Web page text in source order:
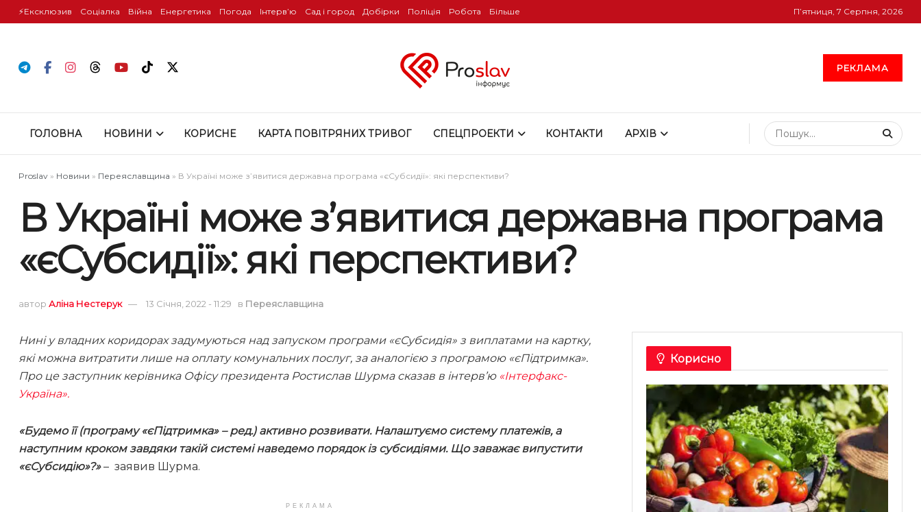
⚡️Ексклюзив Соціалка Війна Енергетика Погода Інтервʼю Сад і город Добірки Поліція Робота Більше П’ятниця, 7 Серпня, 2026
РЕКЛАМА
ГОЛОВНА НОВИНИ КОРИСНЕ КАРТА ПОВІТРЯНИХ ТРИВОГ СПЕЦПРОЕКТИ КОНТАКТИ АРХІВ
Proslav » Новини » Переяславщина » В Україні може з’явитися державна програма «єСубсидії»: які перспективи?
В Україні може з’явитися державна програма
«єСубсидії»: які перспективи?
автор Аліна Нестерук 13 Січня, 2022 - 11:29 в Переяславщина
Нині у владних коридорах задумуються над запуском програми «єСубсидія» з виплатами на картку,
які можна витратити лише на оплату комунальних послуг, за аналогією з програмою «єПідтримка».
Про це заступник керівника Офісу президента Ростислав Шурма сказав в інтерв’ю «Інтерфакс-
Україна».
«Будемо її (програму «єПідтримка» – ред.) активно розвивати. Налаштуємо систему платежів, а
наступним кроком завдяки такій системі наведемо порядок із субсидіями. Що заважає випустити
«єСубсидію»?»– заявив Шурма.
РЕКЛАМА
Корисно